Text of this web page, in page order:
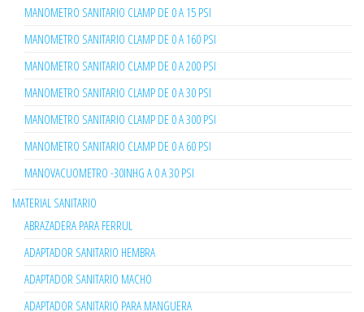
MANOMETRO SANITARIO CLAMP DE 0 A 15 PSI
MANOMETRO SANITARIO CLAMP DE 0 A 160 PSI
MANOMETRO SANITARIO CLAMP DE 0 A 200 PSI
MANOMETRO SANITARIO CLAMP DE 0 A 30 PSI
MANOMETRO SANITARIO CLAMP DE 0 A 300 PSI
MANOMETRO SANITARIO CLAMP DE 0 A 60 PSI
MANOVACUOMETRO -30INHG A 0 A 30 PSI
MATERIAL SANITARIO
ABRAZADERA PARA FERRUL
ADAPTADOR SANITARIO HEMBRA
ADAPTADOR SANITARIO MACHO
ADAPTADOR SANITARIO PARA MANGUERA